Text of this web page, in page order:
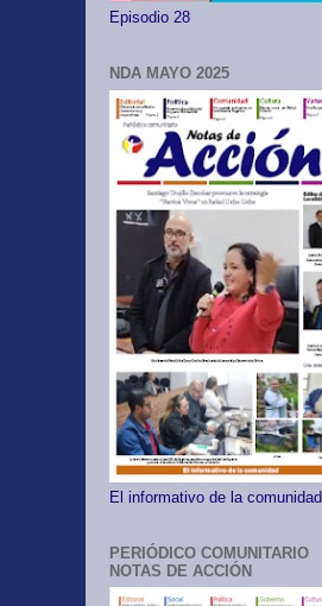
Episodio 28
NDA MAYO 2025
El informativo de la comunidad
PERIÓDICO COMUNITARIO
NOTAS DE ACCIÓN